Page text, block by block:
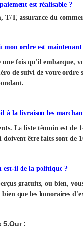
est réalisable ?
T/T, assurance du
mon ordre est maintenant
fois qu'il embarque,
de suivi de votre ordre
à la livraison les
La liste témoin est de
doivent être faits sont de
est-il de la politique ?
gratuits, ou bien,
bien que les honoraires
5.Our :